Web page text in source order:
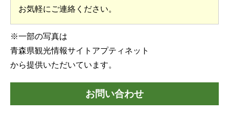
お気軽にご連絡ください。
※一部の写真は
青森県観光情報サイトアプティネット
から提供いただいています。
お問い合わせ